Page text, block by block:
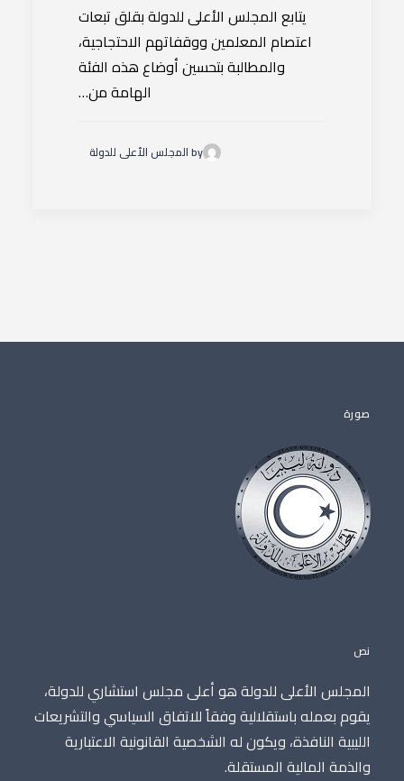
يتابع المجلس الأعلى للدولة بقلق تبعات
اعتصام المعلمين ووقفاتهم الاحتجاجية،
والمطالبة بتحسين أوضاع هذه الفئة
الهامة من…
by المجلس الأعلى للدولة
صورة
نص
المجلس الأعلى للدولة هو أعلى مجلس استشاري للدولة،
يقوم بعمله باستقلالية وفقاً للاتفاق السياسي والتشريعات
الليبية النافذة، ويكون له الشخصية القانونية الاعتبارية
والذمة المالية المستقلة.